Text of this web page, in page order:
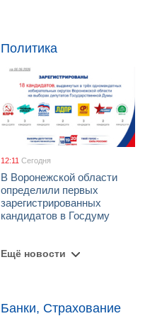
Политика
12:11 Сегодня
В Воронежской области
определили первых
зарегистрированных
кандидатов в Госдуму
Ещё новости
Банки, Страхование